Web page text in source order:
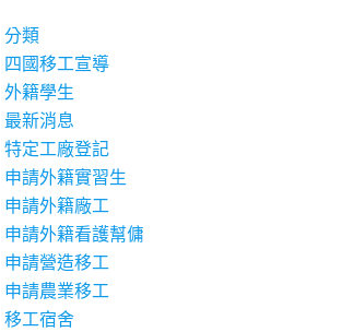
分類
四國移工宣導
外籍學生
最新消息
特定工廠登記
申請外籍實習生
申請外籍廠工
申請外籍看護幫傭
申請營造移工
申請農業移工
移工宿舍